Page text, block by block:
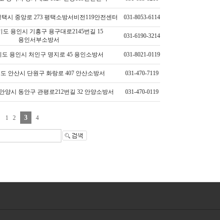
시 중앙로 273 평택소방서비전119안전센터 031-8053-6114
도 용인시 기흥구 용구대로2145번길 15
용인서부소방서
031-6190-3214
도 용인시 처인구 명지로 45 용인소방서 031-8021-0119
안산시 단원구 화랑로 407 안산소방서 031-470-7119
양시 동안구 관평로212번길 32 안양소방서 031-470-0119
1 2 3 4